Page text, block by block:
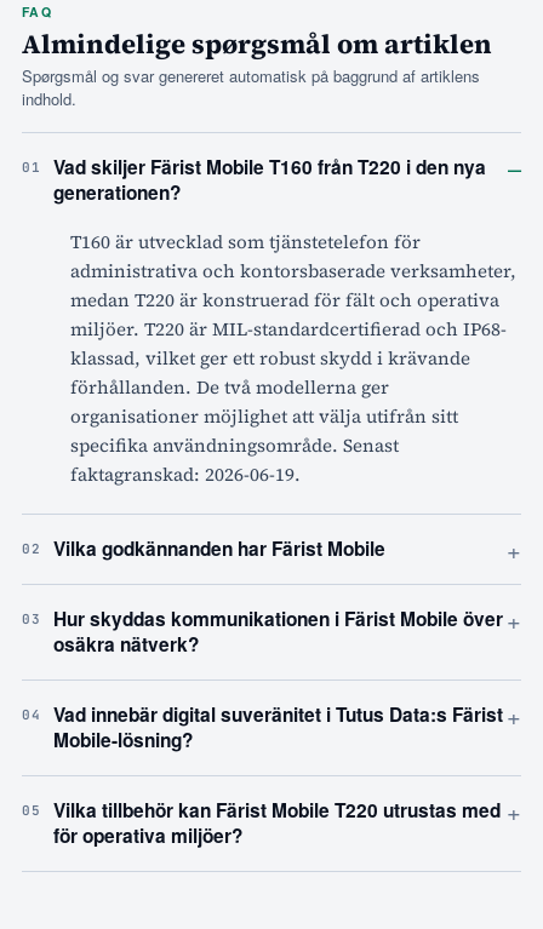
FAQ
Almindelige spørgsmål om artiklen
Spørgsmål og svar genereret automatisk på baggrund af artiklens
indhold.
01
Vad skiljer Färist Mobile T160 från T220 i den nya
generationen?
–
T160 är utvecklad som tjänstetelefon för
administrativa och kontorsbaserade verksamheter,
medan T220 är konstruerad för fält och operativa
miljöer. T220 är MIL-standardcertifierad och IP68-
klassad, vilket ger ett robust skydd i krävande
förhållanden. De två modellerna ger
organisationer möjlighet att välja utifrån sitt
specifika användningsområde. Senast
faktagranskad: 2026-06-19.
02 Vilka godkännanden har Färist Mobile +
03
Hur skyddas kommunikationen i Färist Mobile över
osäkra nätverk?
+
04
Vad innebär digital suveränitet i Tutus Data:s Färist
Mobile-lösning?
+
05
Vilka tillbehör kan Färist Mobile T220 utrustas med
för operativa miljöer?
+